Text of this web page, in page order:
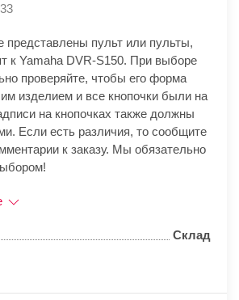
представлены пульт или пульты,
к Yamaha DVR-S150. При выборе
проверяйте, чтобы его форма
изделием и все кнопочки были на
на кнопочках также должны
Если есть различия, то сообщите
к заказу. Мы обязательно
Склад